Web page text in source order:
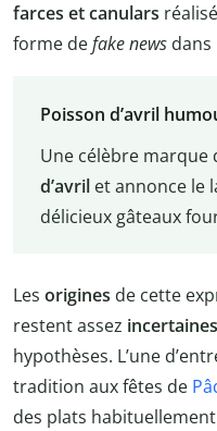
farces et canulars
forme defake news dans
Poisson d’avril
Une célèbre marque
d’avrilet annonce le
délicieux gâteaux
Les origines de cette
restent assez incertaines
hypothèses. L’une
tradition aux fêtes de
des plats